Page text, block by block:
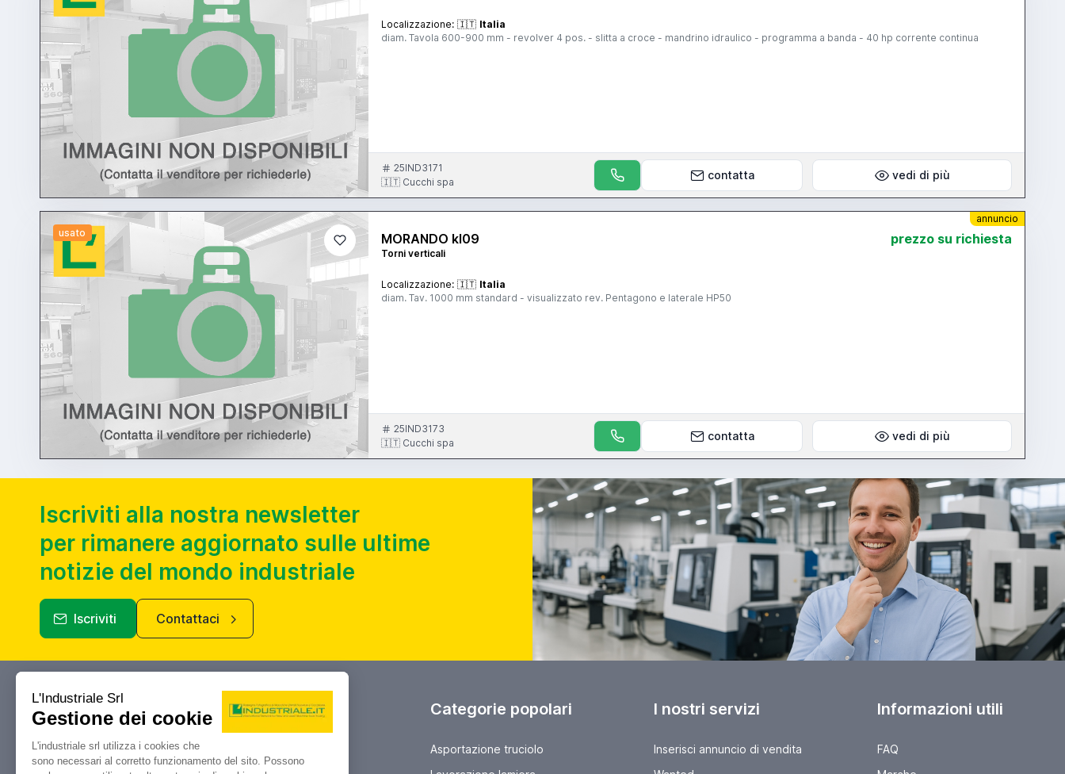
Localizzazione: 🇮🇹 Italia
diam. Tavola 600-900 mm - revolver 4 pos. - slitta a croce - mandrino idraulico - programma a banda - 40 hp corrente continua
25IND3171
🇮🇹 Cucchi spa
contatta vedi di più
usato
annuncio
MORANDO kl09
Torni verticali
prezzo su richiesta
Localizzazione: 🇮🇹 Italia
diam. Tav. 1000 mm standard - visualizzato rev. Pentagono e laterale HP50
25IND3173
🇮🇹 Cucchi spa
contatta vedi di più
Iscriviti alla nostra newsletter
per rimanere aggiornato sulle ultime
notizie del mondo industriale
Iscriviti Contattaci
Industriale.it
Il tuo portale di riferimento per
compravendita, aste e liquidazioni di
Categorie popolari
Asportazione truciolo
I nostri servizi
Inserisci annuncio di vendita
Informazioni utili
FAQ